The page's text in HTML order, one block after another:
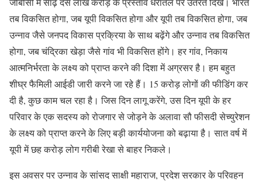
तब विकसित होगा, जब यूपी विकसित होगा और यूपी तब विकसित होगा, जब
उन्नाव जैसे जनपद विकास प्रक्रिया के साथ बढ़ेंगे और उन्नाव तब विकसित
होगा, जब चंद्रिका खेड़ा जैसे गांव भी विकसित होंगे। हर गांव, निकाय
आत्मनिर्भरता के लक्ष्य को प्राप्त करने की दिशा में अग्रसर है। हम बहुत
शीघ्र फैमिली आईडी जारी करने जा रहे हैं। 15 करोड़ लोगों की फीडिंग कर
दी है, कुछ काम चल रहा है। जिस दिन लागू करेंगे, उस दिन यूपी के हर
परिवार के एक सदस्य को रोजगार से जोड़ने के अलावा सौ फीसदी सेच्युरेशन
के लक्ष्य को प्राप्त करने के लिए बड़ी कार्ययोजना को बढ़ाया है। सात वर्ष में
यूपी में छह करोड़ लोग गरीबी रेखा से बाहर निकले।
इस अवसर पर उन्नाव के सांसद साक्षी महाराज, प्रदेश सरकार के परिवहन